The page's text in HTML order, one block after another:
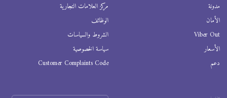
مدونة
الأمان
Viber Out
الأسعار
دعم
مركز العلامات التجارية
الوظائف
الشروط والسياسات
سياسة الخصوصية
Customer Complaints Code